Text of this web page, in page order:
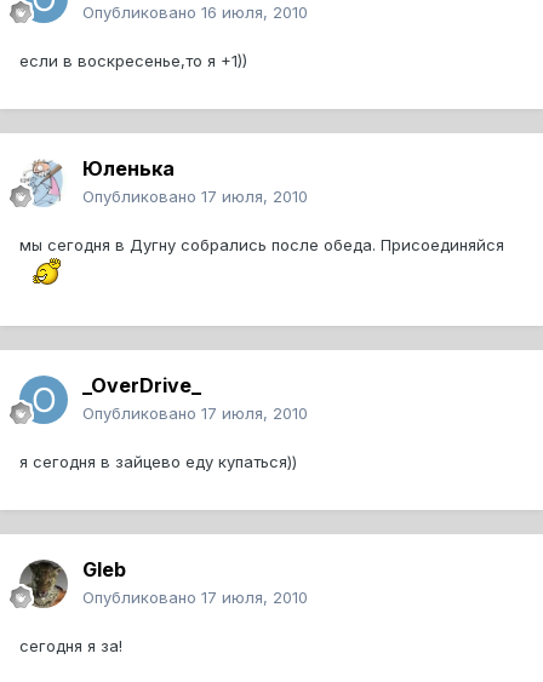
Опубликовано 16 июля, 2010
если в воскресенье,то я +1))
Юленька
Опубликовано 17 июля, 2010
мы сегодня в Дугну собрались после обеда. Присоединяйся
_OverDrive_
Опубликовано 17 июля, 2010
я сегодня в зайцево еду купаться))
Gleb
Опубликовано 17 июля, 2010
сегодня я за!